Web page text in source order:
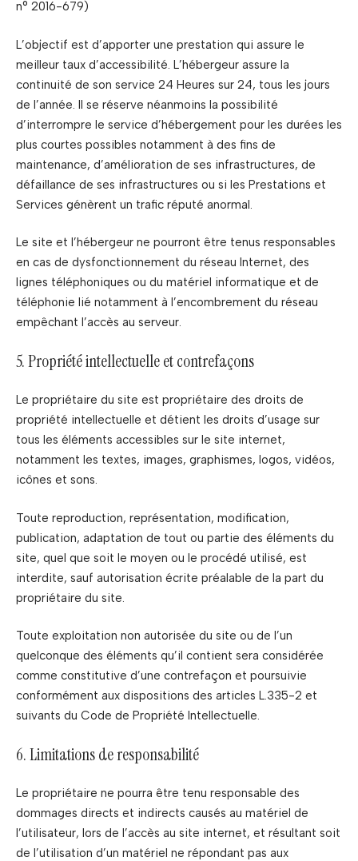
n° 2016-679)
L’objectif est d’apporter une prestation qui assure le
meilleur taux d’accessibilité. L’hébergeur assure la
continuité de son service 24 Heures sur 24, tous les jours
de l’année. Il se réserve néanmoins la possibilité
d’interrompre le service d’hébergement pour les durées les
plus courtes possibles notamment à des fins de
maintenance, d’amélioration de ses infrastructures, de
défaillance de ses infrastructures ou si les Prestations et
Services génèrent un trafic réputé anormal.
Le site et l’hébergeur ne pourront être tenus responsables
en cas de dysfonctionnement du réseau Internet, des
lignes téléphoniques ou du matériel informatique et de
téléphonie lié notamment à l’encombrement du réseau
empêchant l’accès au serveur.
5. Propriété intellectuelle et contrefaçons
Le propriétaire du site est propriétaire des droits de
propriété intellectuelle et détient les droits d’usage sur
tous les éléments accessibles sur le site internet,
notamment les textes, images, graphismes, logos, vidéos,
icônes et sons.
Toute reproduction, représentation, modification,
publication, adaptation de tout ou partie des éléments du
site, quel que soit le moyen ou le procédé utilisé, est
interdite, sauf autorisation écrite préalable de la part du
propriétaire du site.
Toute exploitation non autorisée du site ou de l’un
quelconque des éléments qu’il contient sera considérée
comme constitutive d’une contrefaçon et poursuivie
conformément aux dispositions des articles L.335-2 et
suivants du Code de Propriété Intellectuelle.
6. Limitations de responsabilité
Le propriétaire ne pourra être tenu responsable des
dommages directs et indirects causés au matériel de
l’utilisateur, lors de l’accès au site internet, et résultant soit
de l’utilisation d’un matériel ne répondant pas aux